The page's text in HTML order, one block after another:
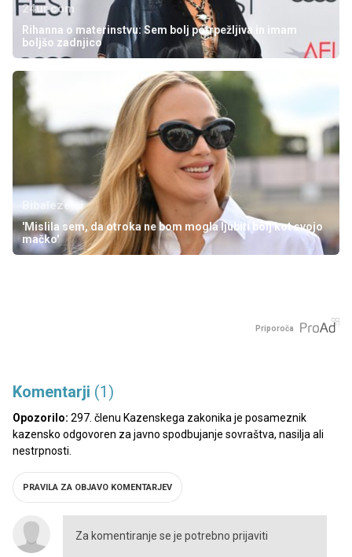
24ur.com
Rihanna o materinstvu: Sem bolj potrpežljiva in imam
boljšo zadnjico
Bibaleze.si
'Mislila sem, da otroka ne bom mogla ljubiti bolj kot svojo
mačko'
Priporoča
Komentarji (1)
Opozorilo: 297. členu Kazenskega zakonika je posameznik
kazensko odgovoren za javno spodbujanje sovraštva, nasilja ali
nestrpnosti.
PRAVILA ZA OBJAVO KOMENTARJEV